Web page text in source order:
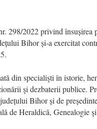
298/2022 privind însușirea
Bihor și-a exercitat
din specialişti în istorie,
şi dezbaterii publice.
Bihor și de
de Heraldică, Genealogie